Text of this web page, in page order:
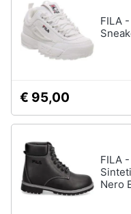
FILA
€ 95,00
FILA
Nero